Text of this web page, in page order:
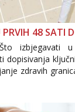
48 SATI
izbjegavati
dopisivanja
zdravih
otkrivanje
osoba još